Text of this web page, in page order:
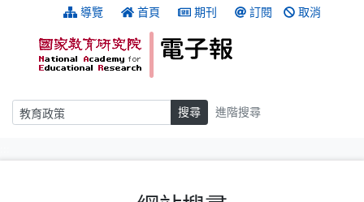
跳到主要內容 導覽 首頁 期刊 訂閱 取消
搜尋 搜尋 進階搜尋